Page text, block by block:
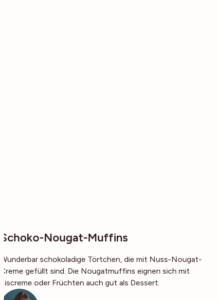
Schoko-Nougat-Muffins
Wunderbar schokoladige Törtchen, die mit Nuss-Nougat-
Creme gefüllt sind. Die Nougatmuffins eignen sich mit
Eiscreme oder Früchten auch gut als Dessert.